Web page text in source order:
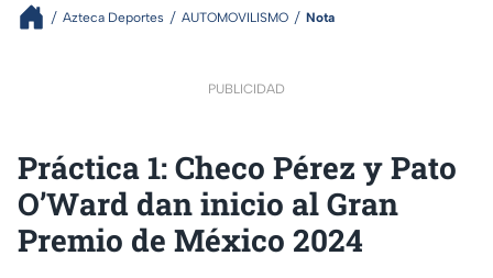
Azteca Deportes AUTOMOVILISMO Nota
PUBLICIDAD
Práctica 1: Checo Pérez y Pato
O’Ward dan inicio al Gran
Premio de México 2024